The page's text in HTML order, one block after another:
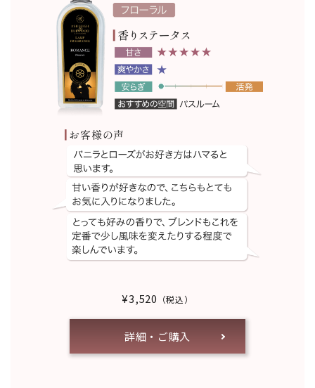
¥3,520 （税込）
詳細・ご購入